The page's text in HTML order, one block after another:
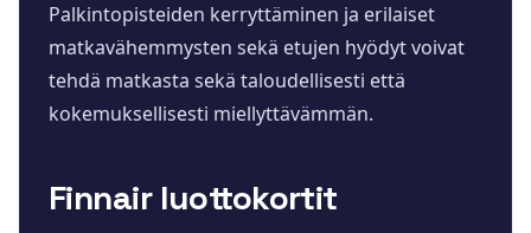
Palkintopisteiden kerryttäminen ja erilaiset
matkavähemmysten sekä etujen hyödyt voivat
tehdä matkasta sekä taloudellisesti että
kokemuksellisesti miellyttävämmän.
Finnair luottokortit